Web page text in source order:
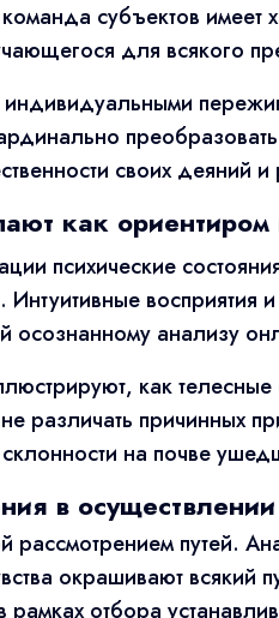
субъектов имеет
для всякого
индивидуальными
своих деяний и
как ориентиром
психические
восприятия
анализу
как телесные
различать причинных
на почве
в
путей.
окрашивают всякий
отбора